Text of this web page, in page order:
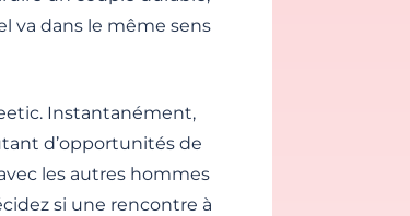
va dans le même sens
Instantanément,
d’opportunités de
les autres hommes
si une rencontre à